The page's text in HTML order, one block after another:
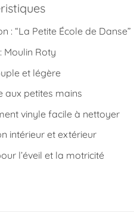
: “La Petite École de Danse”
Moulin Roty
et légère
aux petites mains
vinyle facile à nettoyer
intérieur et extérieur
l’éveil et la motricité